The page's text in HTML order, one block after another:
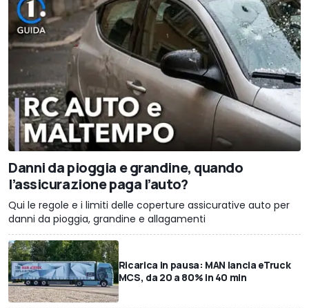
Danni da pioggia e grandine, quando
l’assicurazione paga l’auto?
Qui le regole e i limiti delle coperture assicurative auto per
danni da pioggia, grandine e allagamenti
Ricarica in pausa: MAN lancia eTruck
MCS, da 20 a 80% in 40 min